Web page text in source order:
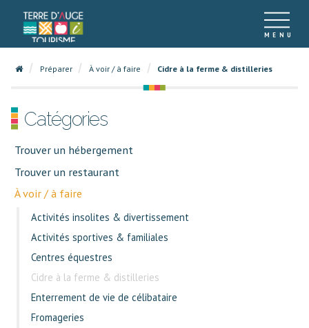
Préparer À voir / à faire Cidre à la ferme & distilleries
Catégories
Trouver un hébergement
Trouver un restaurant
À voir / à faire
Activités insolites & divertissement
Activités sportives & familiales
Centres équestres
Cidre à la ferme & distilleries
Enterrement de vie de célibataire
Fromageries